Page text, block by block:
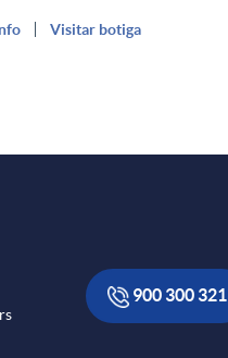
Visitar botiga
900 300 321